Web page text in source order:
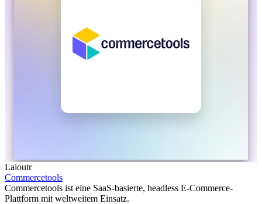
Laioutr
Commercetools
Commercetools ist eine SaaS-basierte, headless E-Commerce-
Plattform mit weltweitem Einsatz.